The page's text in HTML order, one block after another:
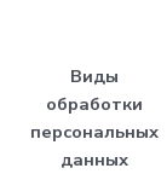
Виды
обработки
персональных
данных